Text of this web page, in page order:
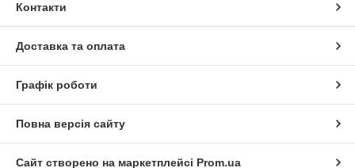
Контакти
Доставка та оплата
Графік роботи
Повна версія сайту
Сайт створено на маркетплейсі Prom.ua